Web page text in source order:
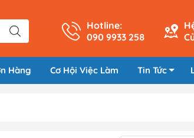
Hotline:
090 9933 258
Hàng Cơ Hội Việc Làm Tin Tức